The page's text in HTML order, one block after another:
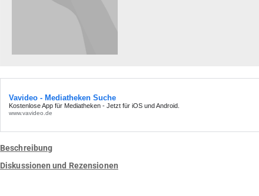
Beschreibung
Diskussionen und Rezensionen